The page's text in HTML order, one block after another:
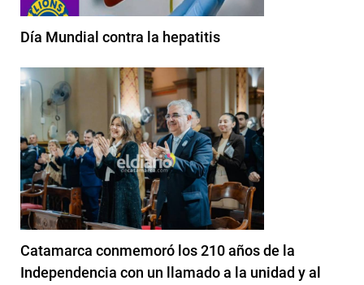
Día Mundial contra la hepatitis
Catamarca conmemoró los 210 años de la
Independencia con un llamado a la unidad y al